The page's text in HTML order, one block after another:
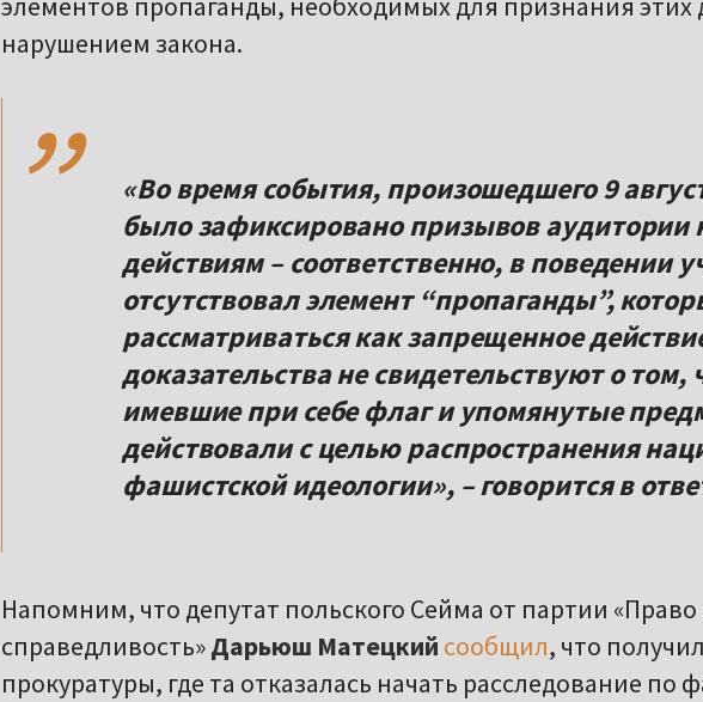
нарушением закона.
,,
«Во время события, произошедшего 9
было зафиксировано призывов аудитории
действиям – соответственно, в поведении
отсутствовал элемент “пропаганды”,
рассматриваться как запрещенное
доказательства не свидетельствуют о том,
имевшие при себе флаг и упомянутые
действовали с целью распространения
фашистской идеологии», – говорится в
Напомним, что депутат польского Сейма от партии «Право
справедливость»Дарьюш Матецкий сообщил, что
прокуратуры, где та отказалась начать расследование по